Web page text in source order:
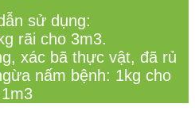
ẫn sử dụng:
rãi cho 3m3.
xác bã thực vật, đã rủ
ừa nấm bệnh: 1kg cho
1m3